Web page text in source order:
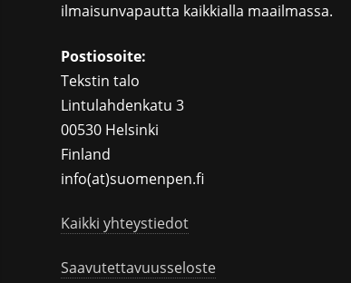
ilmaisunvapautta kaikkialla maailmassa.
Postiosoite:
Tekstin talo
Lintulahdenkatu 3
00530 Helsinki
Finland
info(at)suomenpen.fi
Kaikki yhteystiedot
Saavutettavuusseloste